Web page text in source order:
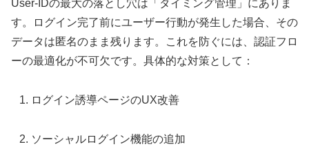
User-IDの最大の落とし穴は「タイミング管理」にありま
す。ログイン完了前にユーザー行動が発生した場合、その
データは匿名のまま残ります。これを防ぐには、認証フロ
ーの最適化が不可欠です。具体的な対策として：
ログイン誘導ページのUX改善
ソーシャルログイン機能の追加